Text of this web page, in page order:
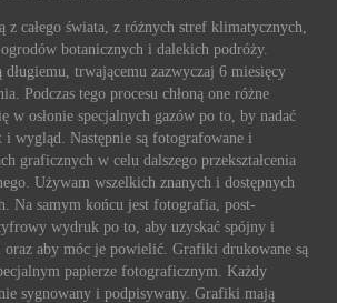
z całego świata, z różnych stref klimatycznych,
botanicznych i dalekich podróży.
długiemu, trwającemu zazwyczaj 6 miesięcy
Podczas tego procesu chłoną one różne
w osłonie specjalnych gazów po to, by nadać
i wygląd. Następnie są fotografowane i
graficznych w celu dalszego przekształcenia
Używam wszelkich znanych i dostępnych
Na samym końcu jest fotografia, post-
wydruk po to, aby uzyskać spójny i
oraz aby móc je powielić. Grafiki drukowane są
papierze fotograficznym. Każdy
sygnowany i podpisywany. Grafiki mają